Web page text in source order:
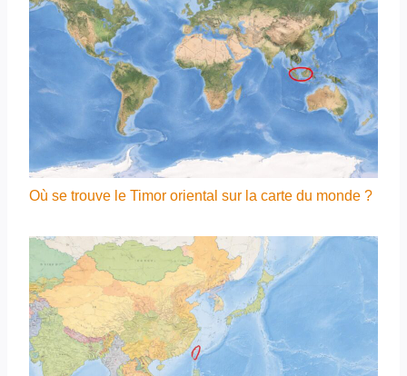
Où se trouve le Timor oriental sur la carte du monde ?